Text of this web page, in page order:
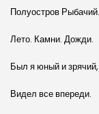
Полуостров Рыбачий.
Лето. Камни. Дожди.
Был я юный и зрячий,
Видел все впереди.